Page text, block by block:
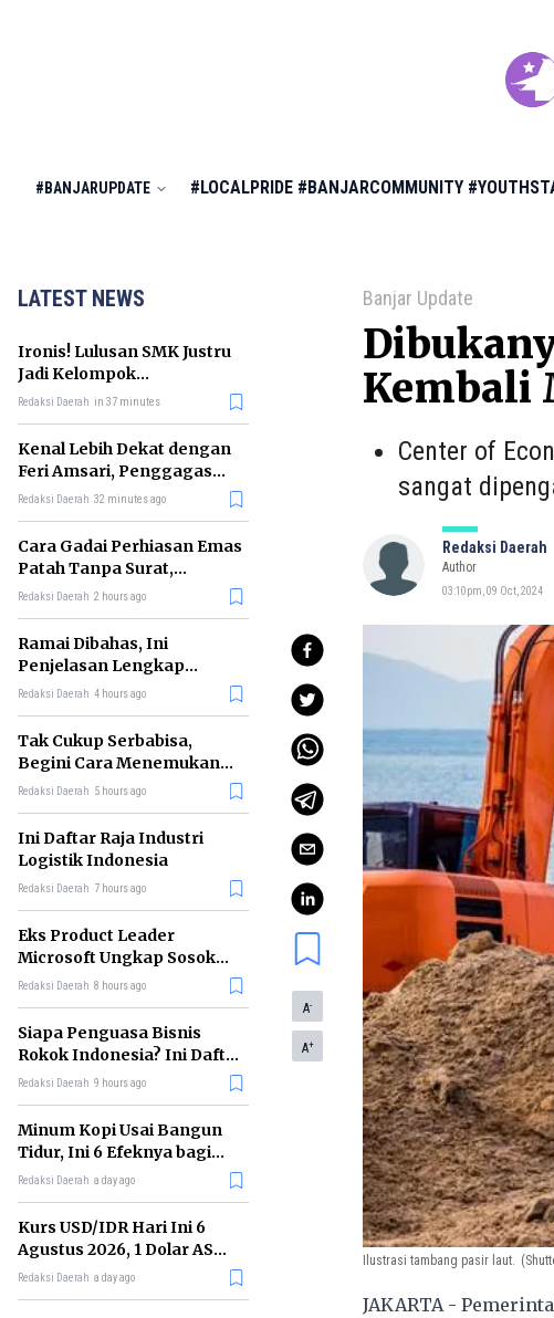
#BANJARUPDATE #LOCALPRIDE #BANJARCOMMUNITY
LATEST NEWS
Ironis! Lulusan SMK Justru
Jadi Kelompok
Pengangguran Terbanyak
Redaksi Daerah in 37 minutes
Kenal Lebih Dekat dengan
Feri Amsari, Penggagas
Kabinet Bayangan
Redaksi Daerah 32 minutes ago
Cara Gadai Perhiasan Emas
Patah Tanpa Surat,
Ternyata Tetap Bisa!
Redaksi Daerah 2 hours ago
Ramai Dibahas, Ini
Penjelasan Lengkap
tentang Konsep Kabinet
Redaksi Daerah 4 hours ago
Tak Cukup Serbabisa,
Begini Cara Menemukan
'Spike' agar CV Dilirik HR
Redaksi Daerah 5 hours ago
Ini Daftar Raja Industri
Logistik Indonesia
Redaksi Daerah 7 hours ago
Eks Product Leader
Microsoft Ungkap Sosok
yang Paling Cocok
Redaksi Daerah 8 hours ago
Siapa Penguasa Bisnis
Rokok Indonesia? Ini Daftar
Perusahaan Terbesarnya
Redaksi Daerah 9 hours ago
Minum Kopi Usai Bangun
Tidur, Ini 6 Efeknya bagi
Kesehatan Tubuh
Redaksi Daerah a day ago
Kurs USD/IDR Hari Ini 6
Agustus 2026, 1 Dolar AS
Kini Berapa Rupiah?
Redaksi Daerah a day ago
Banjar Update
Kembali
Center of
sangat
Redaksi Daerah
Author
03:10pm, 09 Oct, 2024
A-
A+
Ilustrasi tambang pasir laut.
JAKARTA -